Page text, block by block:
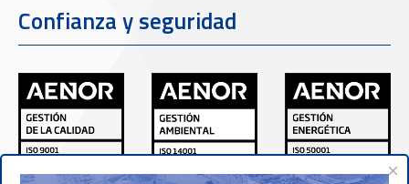
Confianza y seguridad
×